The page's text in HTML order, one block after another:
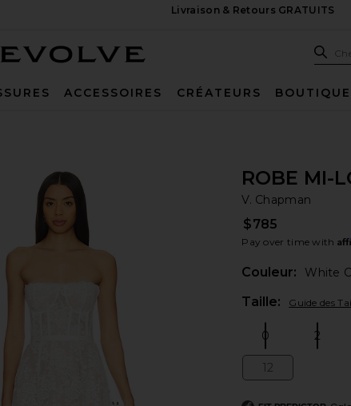
Livraison & Retours GRATUITS
ACCESSOIRES CRÉATEURS
ROBE MI-
V. Chapman
$785
Pay over time with
Couleur:
White
Taille: Guide des
0 2
12